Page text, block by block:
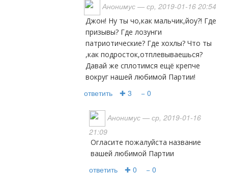
Анонимус — ср, 2019-01-16 20:54
Джон! Ну ты чо,как мальчик,йоу?! Где
призывы? Где лозунги
патриотические? Где хохлы? Что ты
,как подросток,отплевываешься?
Давай же сплотимся ещё крепче
вокруг нашей любимой Партии!
ответить ✚ 3 − 0
Анонимус — ср, 2019-01-16
21:09
Огласите пожалуйста название
вашей любимой Партии
ответить ✚ 0 − 0